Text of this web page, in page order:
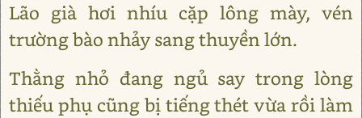
Lão già hơi nhíu cặp lông mày, vén
trường bào nhảy sang thuyền lớn.
Thằng nhỏ đang ngủ say trong lòng
thiếu phụ cũng bị tiếng thét vừa rồi làm